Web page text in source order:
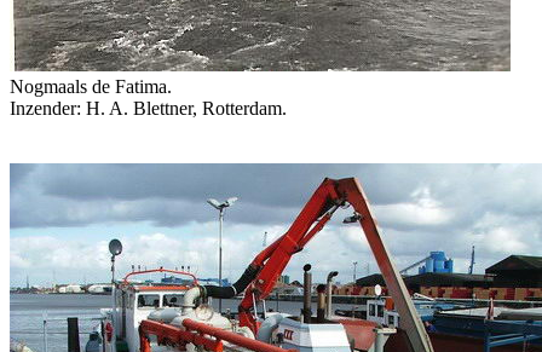
Nogmaals de Fatima.
Inzender: H. A. Blettner, Rotterdam.